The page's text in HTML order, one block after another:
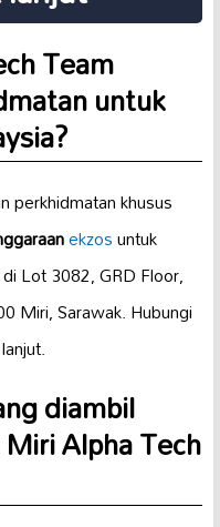
Team
untuk
perkhidmatan khusus
ekzosuntuk
Lot 3082, GRD Floor,
Miri, Sarawak. Hubungi
diambil
Alpha Tech